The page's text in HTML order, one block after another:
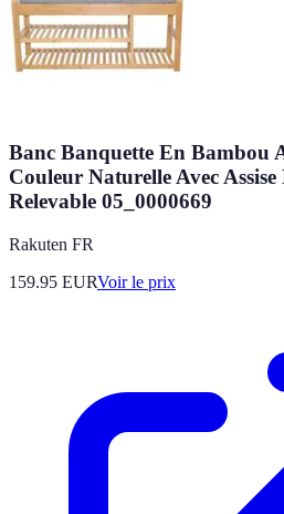
Banc Banquette En Bambou
Couleur Naturelle Avec Assise
Relevable 05_0000669
Rakuten FR
159.95 EURVoir le prix